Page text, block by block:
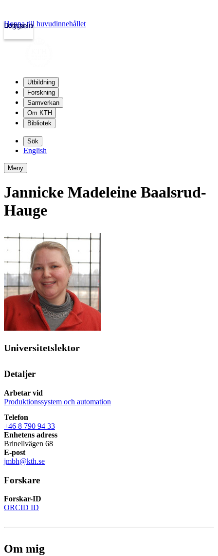
kth.se
Logga in
Hoppa till huvudinnehållet
Utbildning
Forskning
Samverkan
Om KTH
Bibliotek
Sök
English
Meny
Jannicke Madeleine Baalsrud-
Hauge
Universitetslektor
Detaljer
Arbetar vid
Produktionssystem och automation
Telefon
+46 8 790 94 33
Enhetens adress
Brinellvägen 68
E-post
jmbh@kth.se
Forskare
Forskar-ID
ORCID ID
Om mig